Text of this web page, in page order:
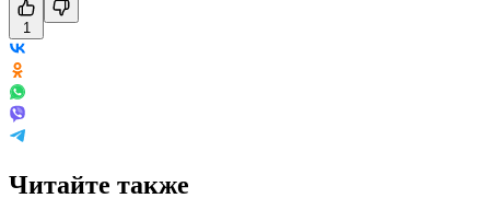
1
Читайте также